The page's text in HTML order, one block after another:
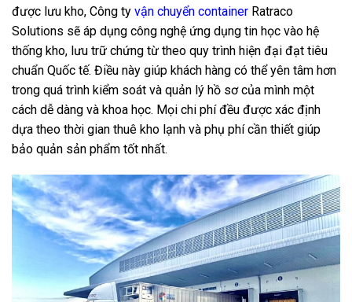
được lưu kho, Công ty vận chuyển container Ratraco
Solutions sẽ áp dụng công nghệ ứng dụng tin học vào hệ
thống kho, lưu trữ chứng từ theo quy trình hiện đại đạt tiêu
chuẩn Quốc tế. Điều này giúp khách hàng có thể yên tâm hơn
trong quá trình kiểm soát và quản lý hồ sơ của mình một
cách dễ dàng và khoa học. Mọi chi phí đều được xác định
dựa theo thời gian thuê kho lạnh và phụ phí cần thiết giúp
bảo quản sản phẩm tốt nhất.